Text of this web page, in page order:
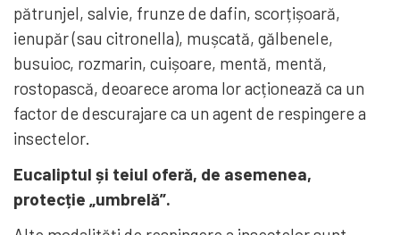
pătrunjel, salvie, frunze de dafin, scorțișoară,
ienupăr (sau citronella), mușcată, gălbenele,
busuioc, rozmarin, cuișoare, mentă, mentă,
rostopască, deoarece aroma lor acționează ca un
factor de descurajare ca un agent de respingere a
insectelor.
Eucaliptul și teiul oferă, de asemenea,
protecție „umbrelă”.